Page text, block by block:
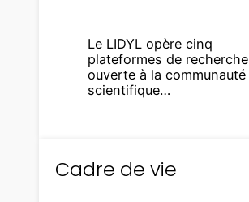
Le LIDYL opère cinq
plateformes de recherche
ouverte à la communauté
scientifique…
Cadre de vie